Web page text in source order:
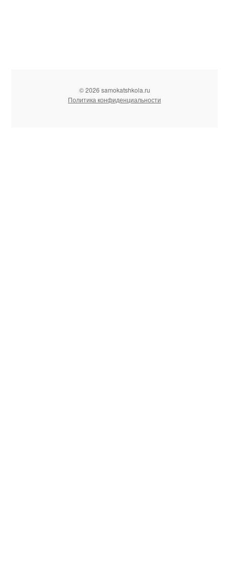
© 2026 samokatshkola.ru
Политика конфиденциальности